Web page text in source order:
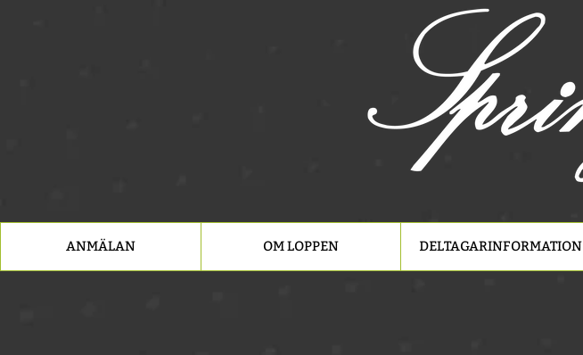
ANMÄLAN OM LOPPEN DELTAGARINFORMATION